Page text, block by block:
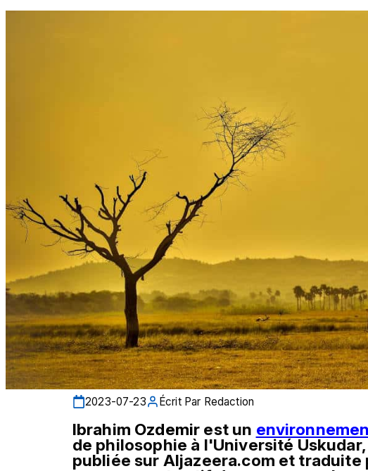
2023-07-23 Écrit Par Redaction
Ibrahim Ozdemir est un
de philosophie à l'Université
publiée sur Aljazeera.com et